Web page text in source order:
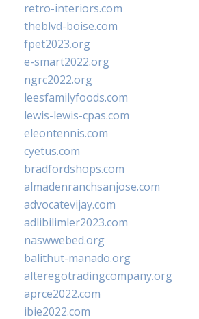
retro-interiors.com
theblvd-boise.com
fpet2023.org
e-smart2022.org
ngrc2022.org
leesfamilyfoods.com
lewis-lewis-cpas.com
eleontennis.com
cyetus.com
bradfordshops.com
almadenranchsanjose.com
advocatevijay.com
adlibilimler2023.com
naswwebed.org
balithut-manado.org
alteregotradingcompany.org
aprce2022.com
ibie2022.com